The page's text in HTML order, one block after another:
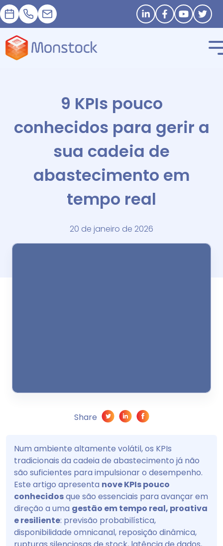
Nomeação
+33 1 83 62 25 41
contact@monstock.net Stay in touch
9 KPIs pouco
conhecidos para gerir a
sua cadeia de
abastecimento em
tempo real
20 de janeiro de 2026
Share
Num ambiente altamente volátil, os KPIs
tradicionais da cadeia de abastecimento já não
são suficientes para impulsionar o desempenho.
Este artigo apresenta nove KPIs pouco
conhecidosque são essenciais para avançar em
direção a uma gestão em tempo real, proativa
e resiliente: previsão probabilística,
disponibilidade omnicanal, reposição dinâmica,